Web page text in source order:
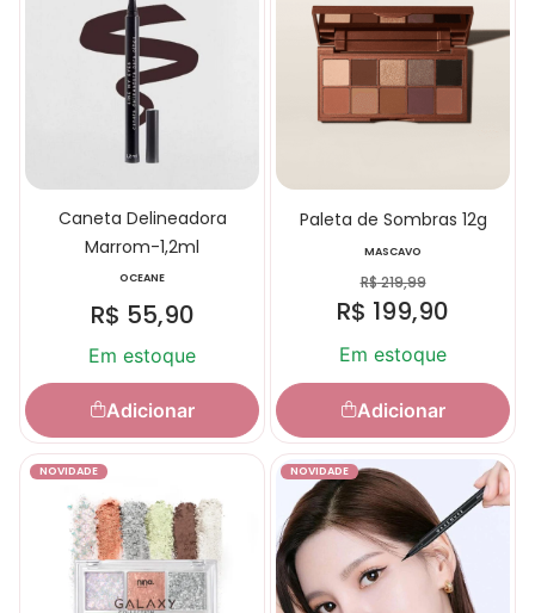
Caneta Delineadora
Marrom-1,2ml
OCEANE
R$ 55,90
Em estoque
Adicionar
Paleta de Sombras 12g
MASCAVO
R$219,99
R$ 199,90
Em estoque
Adicionar
NOVIDADE NOVIDADE